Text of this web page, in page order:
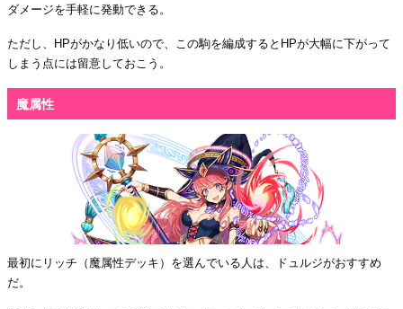
ダメージを手軽に発動できる。
ただし、HPがかなり低いので、この駒を編成するとHPが大幅に下がって
しまう点には留意しておこう。
魔属性
最初にリッチ（魔属性デッキ）を選んでいる人は、ドュルジがおすすめ
だ。